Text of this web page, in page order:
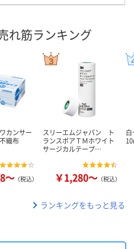
れ筋ランキング
カンサー
織布
～ （税込）
スリーエムジャパン ト
ランスポアＴＭホワイト
サージカルテープ…
￥1,280～ （税込）
白
ランキングをもっと見る